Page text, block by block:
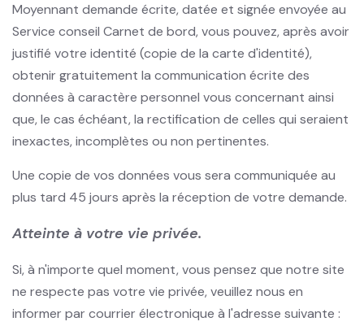
Moyennant demande écrite, datée et signée envoyée au
Service conseil Carnet de bord, vous pouvez, après avoir
justifié votre identité (copie de la carte d'identité),
obtenir gratuitement la communication écrite des
données à caractère personnel vous concernant ainsi
que, le cas échéant, la rectification de celles qui seraient
inexactes, incomplètes ou non pertinentes.
Une copie de vos données vous sera communiquée au
plus tard 45 jours après la réception de votre demande.
Atteinte à votre vie privée.
Si, à n'importe quel moment, vous pensez que notre site
ne respecte pas votre vie privée, veuillez nous en
informer par courrier électronique à l'adresse suivante :